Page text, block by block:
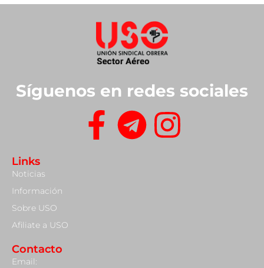
Síguenos en redes sociales
Links
Noticias
Información
Sobre USO
Afiliate a USO
Contacto
Email: